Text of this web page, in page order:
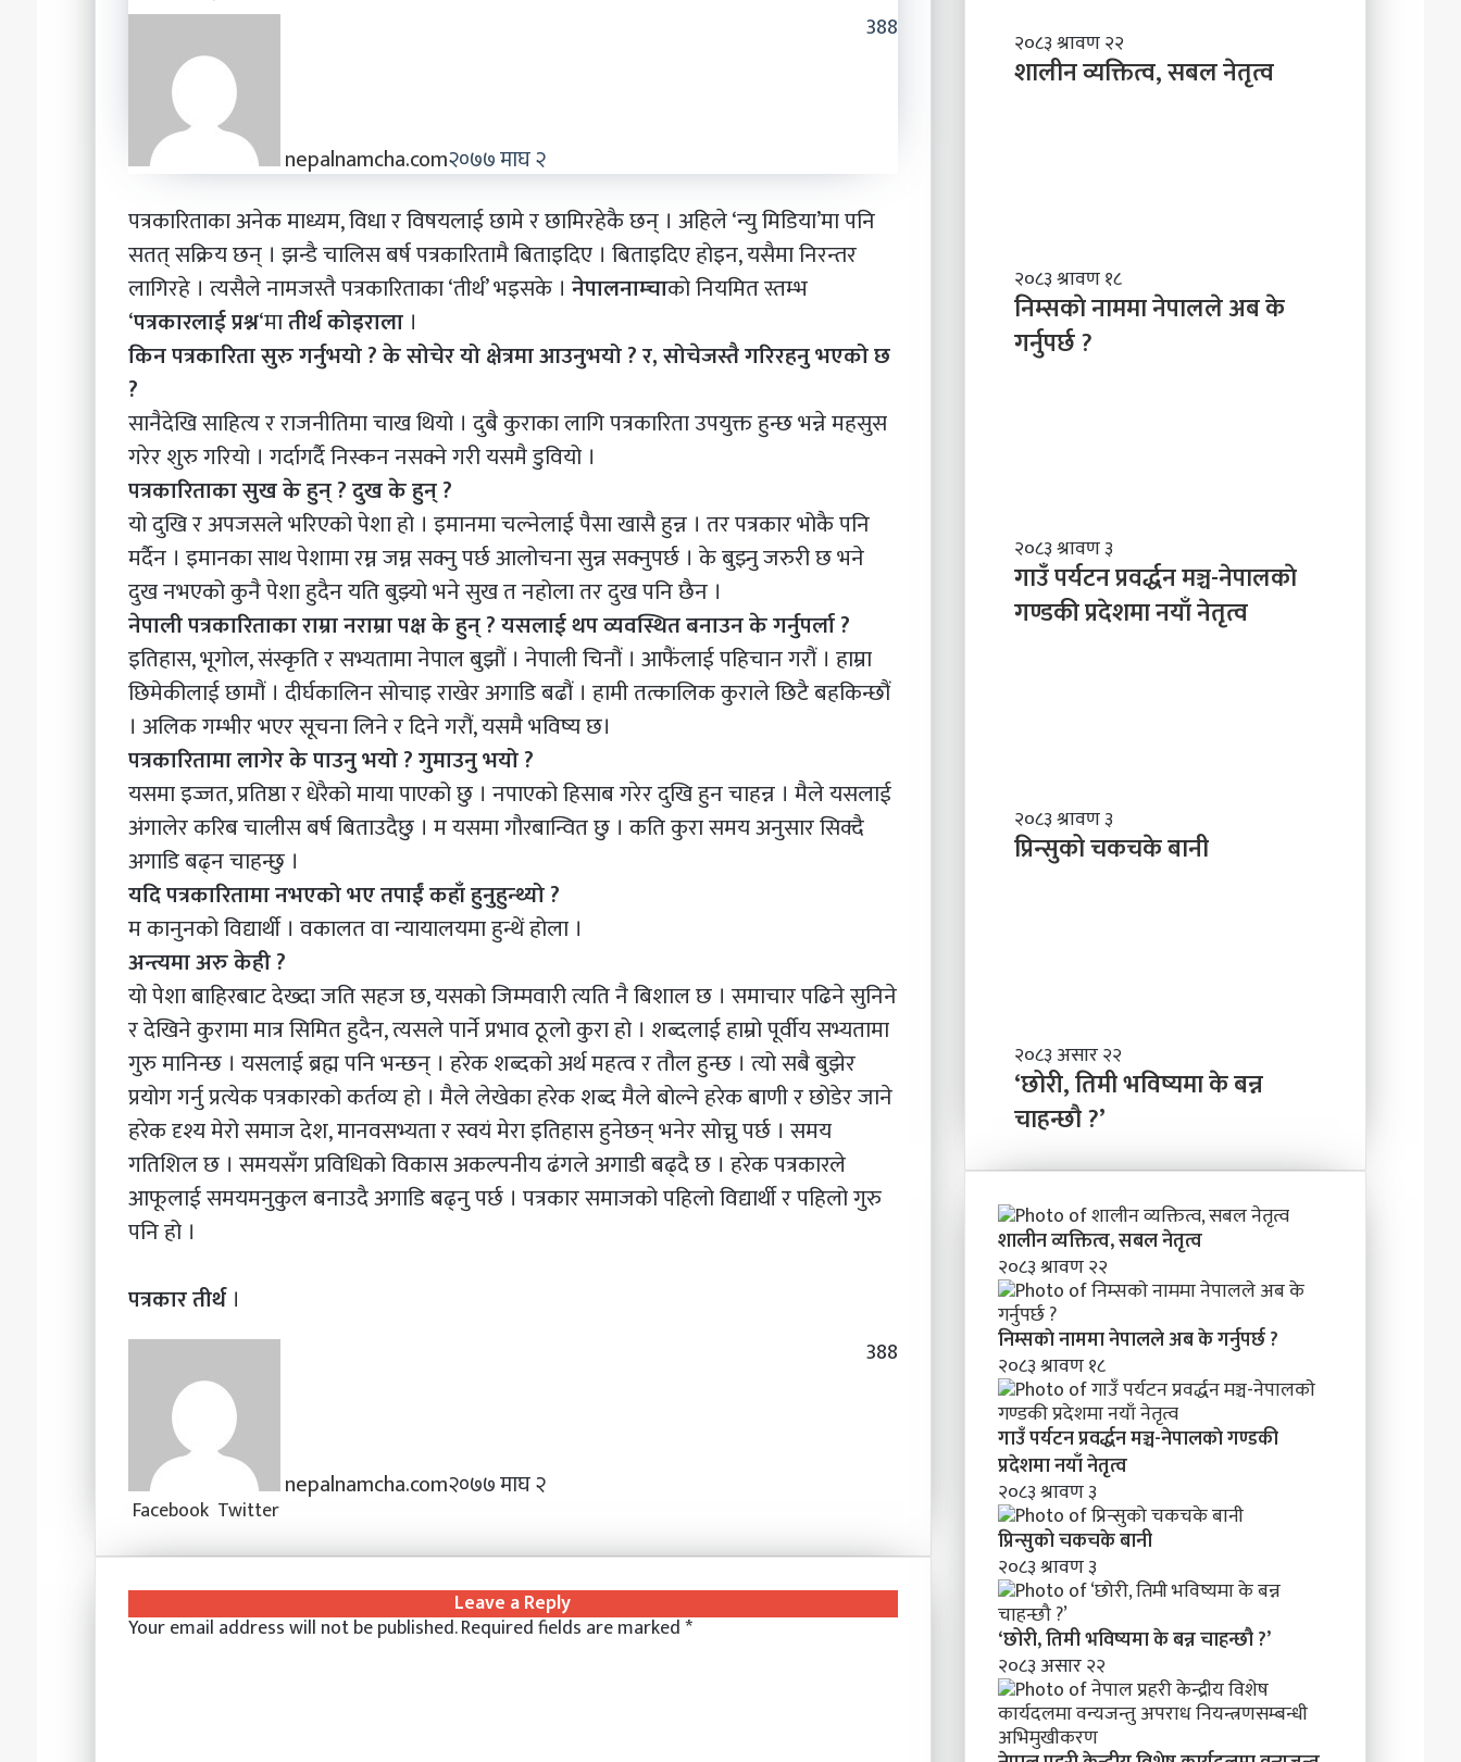
nepalnamcha.com२०७७ माघ २
388
पत्रकारिताका अनेक माध्यम, विधा र विषयलाई छामे र छामिरहेकै छन् । अहिले ‘न्यु मिडिया’मा पनि
सतत् सक्रिय छन् । झन्डै चालिस बर्ष पत्रकारितामै बिताइदिए । बिताइदिए होइन, यसैमा निरन्तर
लागिरहे । त्यसैले नामजस्तै पत्रकारिताका ‘तीर्थ’ भइसके । नेपालनाम्चाको नियमित स्तम्भ
‘पत्रकारलाई प्रश्न‘मातीर्थ कोइराला।
किन पत्रकारिता सुरु गर्नुभयो ? के सोचेर यो क्षेत्रमा आउनुभयो ? र, सोचेजस्तै गरिरहनु भएको छ
?
सानैदेखि साहित्य र राजनीतिमा चाख थियो । दुबै कुराका लागि पत्रकारिता उपयुक्त हुन्छ भन्ने महसुस
गरेर शुरु गरियो । गर्दागर्दै निस्कन नसक्ने गरी यसमै डुवियो ।
पत्रकारिताका सुख के हुन् ? दुख के हुन् ?
यो दुखि र अपजसले भरिएको पेशा हो । इमानमा चल्नेलाई पैसा खासै हुन्न । तर पत्रकार भोकै पनि
मर्दैन । इमानका साथ पेशामा रम्न जम्न सक्नु पर्छ आलोचना सुन्न सक्नुपर्छ । के बुझ्नु जरुरी छ भने
दुख नभएको कुनै पेशा हुदैन यति बुझ्यो भने सुख त नहोला तर दुख पनि छैन ।
नेपाली पत्रकारिताका राम्रा नराम्रा पक्ष के हुन् ? यसलाई थप व्यवस्थित बनाउन के गर्नुपर्ला ?
इतिहास, भूगोल, संस्कृति र सभ्यतामा नेपाल बुझौं । नेपाली चिनौं । आफैंलाई पहिचान गरौं । हाम्रा
छिमेकीलाई छामौं । दीर्घकालिन सोचाइ राखेर अगाडि बढौं । हामी तत्कालिक कुराले छिटै बहकिन्छौं
। अलिक गम्भीर भएर सूचना लिने र दिने गरौं, यसमै भविष्य छ।
पत्रकारितामा लागेर के पाउनु भयो ? गुमाउनु भयो ?
यसमा इज्जत, प्रतिष्ठा र धेरैको माया पाएको छु । नपाएको हिसाब गरेर दुखि हुन चाहन्न । मैले यसलाई
अंगालेर करिब चालीस बर्ष बिताउदैछु । म यसमा गौरबान्वित छु । कति कुरा समय अनुसार सिक्दै
अगाडि बढ्न चाहन्छु ।
यदि पत्रकारितामा नभएको भए तपाईं कहाँ हुनुहुन्थ्यो ?
म कानुनको विद्यार्थी । वकालत वा न्यायालयमा हुन्थें होला ।
अन्त्यमा अरु केही ?
यो पेशा बाहिरबाट देख्दा जति सहज छ, यसको जिम्मवारी त्यति नै बिशाल छ । समाचार पढिने सुनिने
र देखिने कुरामा मात्र सिमित हुदैन, त्यसले पार्ने प्रभाव ठूलो कुरा हो । शब्दलाई हाम्रो पूर्वीय सभ्यतामा
गुरु मानिन्छ । यसलाई ब्रह्म पनि भन्छन् । हरेक शब्दको अर्थ महत्व र तौल हुन्छ । त्यो सबै बुझेर
प्रयोग गर्नु प्रत्येक पत्रकारको कर्तव्य हो । मैले लेखेका हरेक शब्द मैले बोल्ने हरेक बाणी र छोडेर जाने
हरेक दृश्य मेरो समाज देश, मानवसभ्यता र स्वयं मेरा इतिहास हुनेछन् भनेर सोच्नु पर्छ । समय
गतिशिल छ । समयसँग प्रविधिको विकास अकल्पनीय ढंगले अगाडी बढ्दै छ । हरेक पत्रकारले
आफूलाई समयमनुकुल बनाउदै अगाडि बढ्नु पर्छ । पत्रकार समाजको पहिलो विद्यार्थी र पहिलो गुरु
पनि हो ।
पत्रकार तीर्थ।
nepalnamcha.com२०७७ माघ २
388
Facebook Twitter
Email
Leave a Reply
Your email address will not be published.Required fields are marked*
शालीन
व्यक्तित्व,
सबल
२०८३ श्रावण २२
शालीन व्यक्तित्व, सबल नेतृत्व
निम्सकाे
नाममा
नेपालले
अब
२०८३ श्रावण १८
निम्सकाे नाममा नेपालले अब के
गर्नुपर्छ ?
गाउँ
पर्यटन
प्रवर्द्धन
मञ्च-
२०८३ श्रावण ३
गाउँ पर्यटन प्रवर्द्धन मञ्च-नेपालकाे
गण्डकी प्रदेशमा नयाँ नेतृत्व
प्रिन्सुको
चकचके
बानी
२०८३ श्रावण ३
प्रिन्सुको चकचके बानी
‘छोरी,
तिमी
भविष्यमा
के
चाहन्छौ
२०८३ असार २२
‘छोरी, तिमी भविष्यमा के बन्न
चाहन्छौ ?’
शालीन व्यक्तित्व, सबल नेतृत्व
२०८३ श्रावण २२
निम्सकाे नाममा नेपालले अब के गर्नुपर्छ ?
२०८३ श्रावण १८
गाउँ पर्यटन प्रवर्द्धन मञ्च-नेपालकाे गण्डकी
प्रदेशमा नयाँ नेतृत्व
२०८३ श्रावण ३
प्रिन्सुको चकचके बानी
२०८३ श्रावण ३
‘छोरी, तिमी भविष्यमा के बन्न चाहन्छौ ?’
२०८३ असार २२